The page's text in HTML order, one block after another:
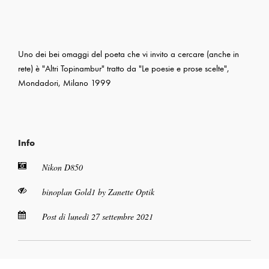
Uno dei bei omaggi del poeta che vi invito a cercare (anche in
rete) è "Altri Topinambur" tratto da "Le poesie e prose scelte",
Mondadori, Milano 1999
Info
Nikon D850
binoplan Gold1 by Zanette Optik
Post di lunedì 27 settembre 2021